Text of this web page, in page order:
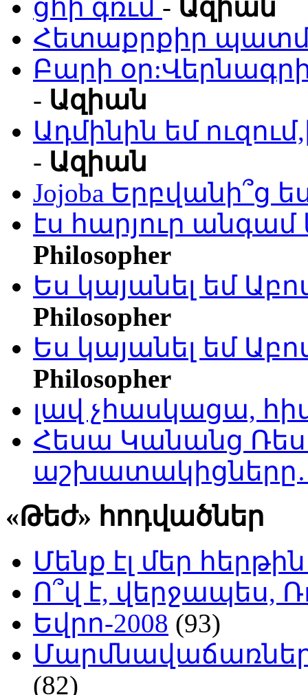
ցհի գռւմ - Ազիան
Հետաքրքիր
Բարի
- Ազիան
Ադմինին եմ
- Ազիան
Jojoba Երբվանի՞ց
էս հարյուր
Philosopher
Ես կայանել եմ
Philosopher
Ես կայանել եմ
Philosopher
լավ չհասկացա,
Հեսա Կանանց
«Թեժ» հոդվածներ
Մենք էլ մեր
Ո՞վ է, վերջապես,
Եվրո-2008 (93)
Մարմնավաճառներ
(82)